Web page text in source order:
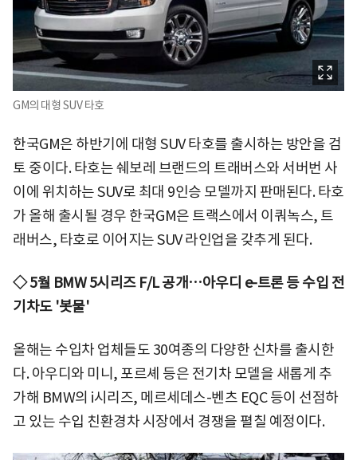
GM의 대형 SUV 타호
한국GM은 하반기에 대형 SUV 타호를 출시하는 방안을 검
토 중이다. 타호는 쉐보레 브랜드의 트래버스와 서버번 사
이에 위치하는 SUV로 최대 9인승 모델까지 판매된다. 타호
가 올해 출시될 경우 한국GM은 트랙스에서 이쿼녹스, 트
래버스, 타호로 이어지는 SUV 라인업을 갖추게 된다.
◇ 5월 BMW 5시리즈 F/L 공개…아우디 e-트론 등 수입 전
기차도 '봇물'
올해는 수입차 업체들도 30여종의 다양한 신차를 출시한
다. 아우디와 미니, 포르셰 등은 전기차 모델을 새롭게 추
가해 BMW의 i시리즈, 메르세데스-벤츠 EQC 등이 선점하
고 있는 수입 친환경차 시장에서 경쟁을 펼칠 예정이다.